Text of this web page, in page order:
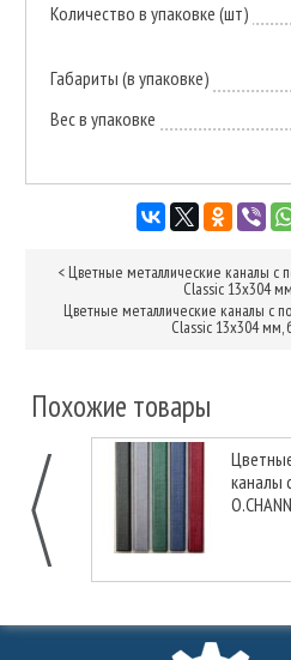
Количество в упаковке (шт)
Габариты (в упаковке)
Вес в упаковке
< Цветные металлические каналы с
Classic 13х304
Цветные металлические каналы с
Classic 13х304 мм,
Похожие товары
каналы